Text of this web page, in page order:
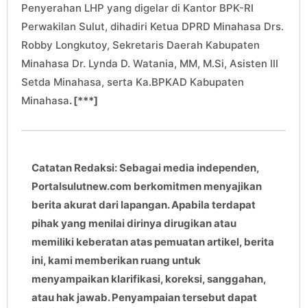
Penyerahan LHP yang digelar di Kantor BPK-RI
Perwakilan Sulut, dihadiri Ketua DPRD Minahasa Drs.
Robby Longkutoy, Sekretaris Daerah Kabupaten
Minahasa Dr. Lynda D. Watania, MM, M.Si, Asisten III
Setda Minahasa, serta Ka.BPKAD Kabupaten
Minahasa. [***]
Catatan Redaksi: Sebagai media independen,
Portalsulutnew.com berkomitmen menyajikan
berita akurat dari lapangan. Apabila terdapat
pihak yang menilai dirinya dirugikan atau
memiliki keberatan atas pemuatan artikel, berita
ini, kami memberikan ruang untuk
menyampaikan klarifikasi, koreksi, sanggahan,
atau hak jawab. Penyampaian tersebut dapat